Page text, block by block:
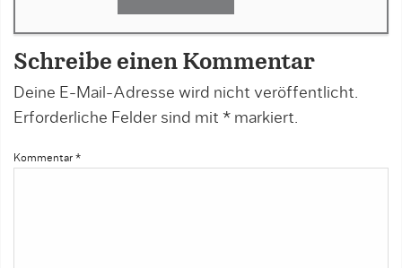
Schreibe einen Kommentar
Deine E-Mail-Adresse wird nicht veröffentlicht.
Erforderliche Felder sind mit * markiert.
Kommentar *